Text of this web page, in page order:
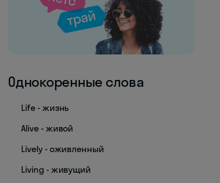
Однокоренные слова
Life - жизнь
Alive - живой
Lively - оживленный
Living - живущий